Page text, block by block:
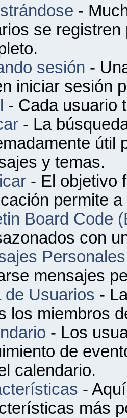
-
se
sesión -
iniciar sesión
- Cada usuario
- La
útil
y temas.
- El objetivo
permite
Board Code
con
Personales
mensajes
de Usuarios -
los miembros
- Los
de
calendario.
-
más